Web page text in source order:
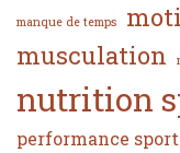
manque de temps
musculation
nutrition
performance